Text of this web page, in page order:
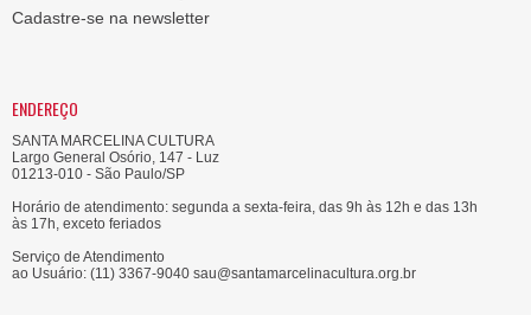
Cadastre-se na newsletter
ENDEREÇO
SANTA MARCELINA CULTURA
Largo General Osório, 147 - Luz
01213-010 - São Paulo/SP
Horário de atendimento: segunda a sexta-feira, das 9h às 12h e das 13h
às 17h, exceto feriados
Serviço de Atendimento
ao Usuário: (11) 3367-9040 sau@santamarcelinacultura.org.br